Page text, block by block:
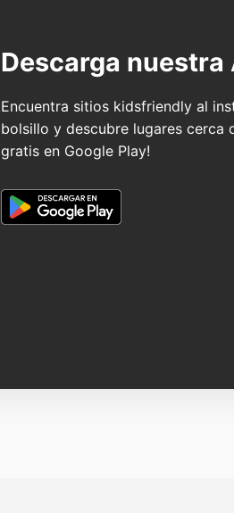
Descarga
Encuentra sitios kidsfriendly al
bolsillo y descubre lugares cerca
gratis en Google Play!